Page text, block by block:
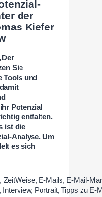
der
Kiefer
Der
Sie
Tools und
Potenzial
entfalten.
ist die
Analyse. Um
es sich